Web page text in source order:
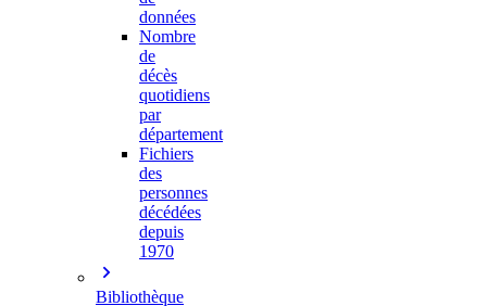
données
Nombre
de
décès
quotidiens
par
département
Fichiers
des
personnes
décédées
depuis
1970
Bibliothèque